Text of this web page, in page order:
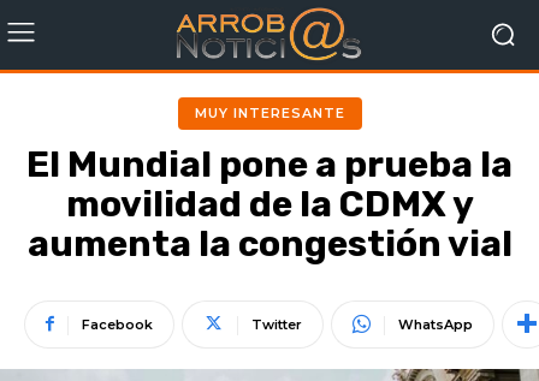
MUY INTERESANTE
El Mundial pone a prueba la
movilidad de la CDMX y
aumenta la congestión vial
Facebook Twitter WhatsApp